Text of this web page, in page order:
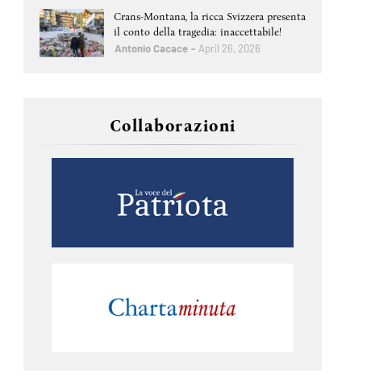
Crans-Montana, la ricca Svizzera presenta
il conto della tragedia: inaccettabile!
Antonio Cacace April 26, 2026
Collaborazioni